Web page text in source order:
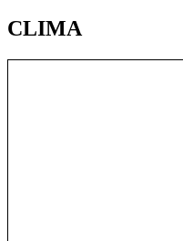
CLIMA